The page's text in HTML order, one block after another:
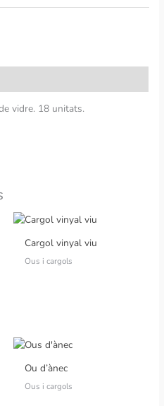
vidre. 18 unitats.
Cargol vinyal viu
Ous i cargols
Ou d’ànec
Ous i cargols